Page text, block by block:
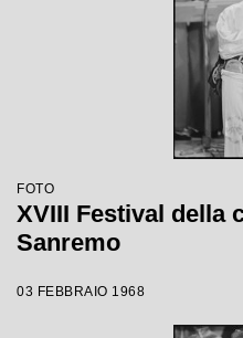
FOTO
XVIII Festival della
Sanremo
03 FEBBRAIO 1968